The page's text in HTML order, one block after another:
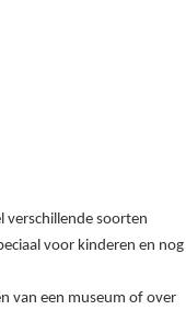
verschillende soorten
voor kinderen en nog
van een museum of over